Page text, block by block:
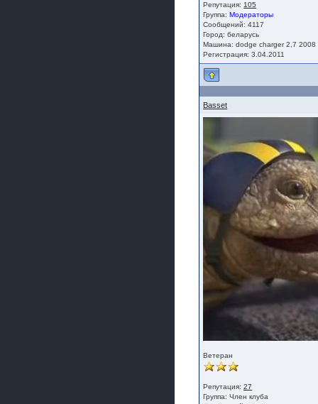
Репутация: 105
Группа:Модераторы
Сообщений: 4117
Город: беларусь
Машина: dodge charger 2,7 2008
Регистрация: 3.04.2011
Basset
Ветеран
Репутация:27
Группа:Член клуба